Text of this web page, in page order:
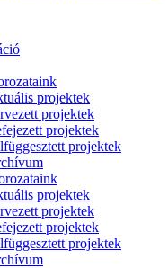
projektek
projektek
projektek
projektek
projektek
projektek
projektek
projektek